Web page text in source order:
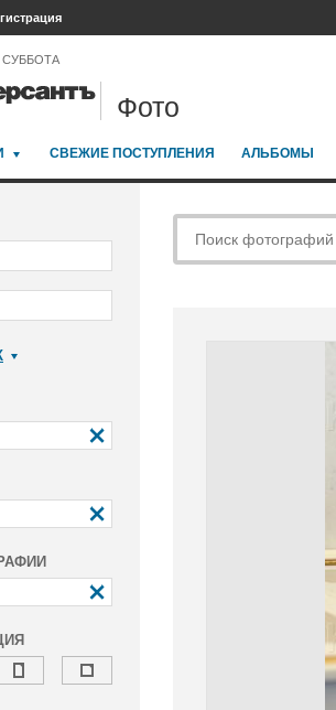
СУББОТА
Фото
СВЕЖИЕ ПОСТУПЛЕНИЯ АЛЬБОМЫ